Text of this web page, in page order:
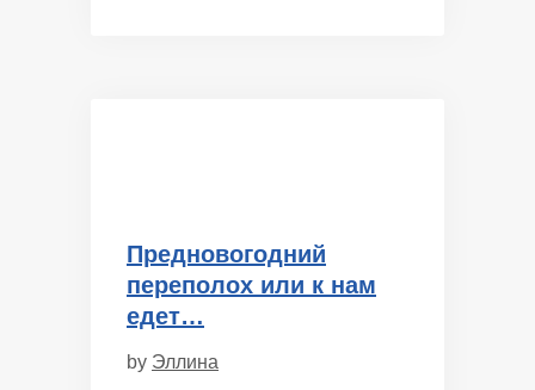
Предновогодний
переполох или к нам
едет…
by Эллина